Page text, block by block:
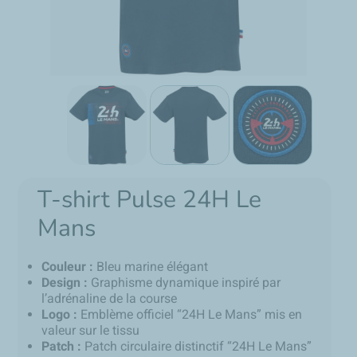
T-shirt Pulse 24H Le
Mans
Couleur : Bleu marine élégant
Design : Graphisme dynamique inspiré par
l’adrénaline de la course
Logo : Emblème officiel “24H Le Mans” mis en
valeur sur le tissu
Patch : Patch circulaire distinctif “24H Le Mans”